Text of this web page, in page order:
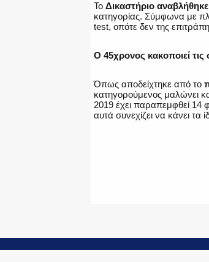
Το Δικαστήριο αναβλήθηκε
κατηγορίας. Σύμφωνα με
test, οπότε δεν της
Ο 45χρονος κακοποιεί
Όπως αποδείχτηκε από το
κατηγορούμενος μαλώνει
2019 έχει παραπεμφθεί 14
αυτά συνεχίζει να κάνει τα
© Copyright 2015-2024 -